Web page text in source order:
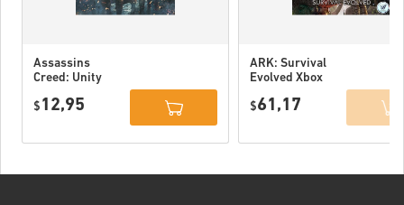
Assassins
Creed: Unity
$ 12,95
ARK: Survival
Evolved Xbox
$61,17